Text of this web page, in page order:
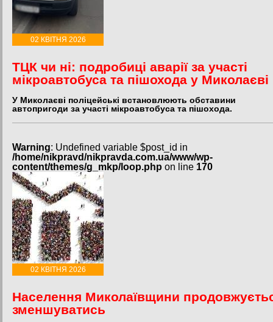
02 КВІТНЯ 2026
ТЦК чи ні: подробиці аварії за участі
мікроавтобуса та пішохода у Миколаєві
У Миколаєві поліцейські встановлюють обставини
автопригоди за участі мікроавтобуса та пішохода.
Warning: Undefined variable $post_id in
/home/nikpravd/nikpravda.com.ua/www/wp-
content/themes/g_mkp/loop.php on line 170
02 КВІТНЯ 2026
Населення Миколаївщини
зменшуватись